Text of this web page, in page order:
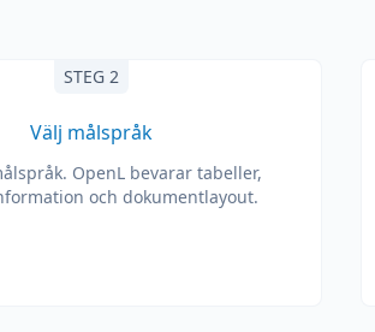
STEG 2
Välj målspråk
OpenL bevarar tabeller,
och dokumentlayout.